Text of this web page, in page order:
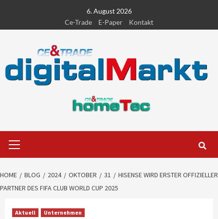
content
6. August 2026
Ce-Trade
E-Paper Kontakt
Menu
HOME BLOG 2024 OKTOBER 31
HISENSE WIRD ERSTER OFFIZIELLER
PARTNER DES FIFA CLUB WORLD CUP 2025
Aktuell Unternehmen